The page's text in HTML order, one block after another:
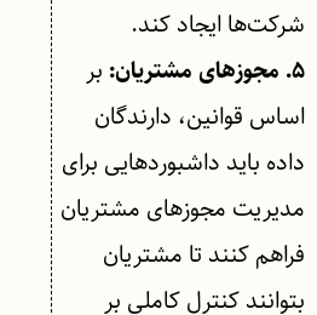
شرکت‌ها ایجاد کند.
۵. مجوزهای مشتریان:
بر
اساس قوانین، دارندگان
داده باید داشبوردهایی برای
مدیریت مجوزهای مشتریان
فراهم کنند تا مشتریان
بتوانند کنترل کاملی بر